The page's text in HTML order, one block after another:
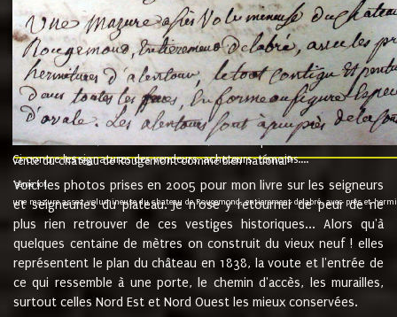
"l'an mil six cent soixante treze le ving neuvième jour du mois de
nommé fut présent Messire Claude Guillaume de Moyriat chevalier baron
vend, purement simplement et irrevocablement a monseigneur monsieur
et chavannes conseiller du roy au parlement de Bourgogne, present et
que le dit seigneur Baron de la Vellière a sur ses hommes, indivisables et
de la Velliere tout ainsi et comme le dit seigneur Baron et ses
présent......"
suivent les rentes, donation des terriers, etc... au prix de 880 livre louis
Ci contre les signatures des vendeurs, acheteurs, témoins....
vente du château de Rougemont comme bien national9.
"3ème lot
une mazure assez volumineuse du chateau de Rougemond, entierement delabré, avec près et
Voici les photos prises en 2005 pour mon livre sur les seigneurs
et seigneuries du plateau. Je n'ose y retourner de peur de ne
plus rien retrouver de ces vestiges historiques... Alors qu'à
quelques centaine de mètres on construit du vieux neuf ! elles
représentent le plan du château en 1838, la voute et l'entrée de
ce qui ressemble à une porte, le chemin d'accès, les murailles,
surtout celles Nord Est et Nord Ouest les mieux conservées.